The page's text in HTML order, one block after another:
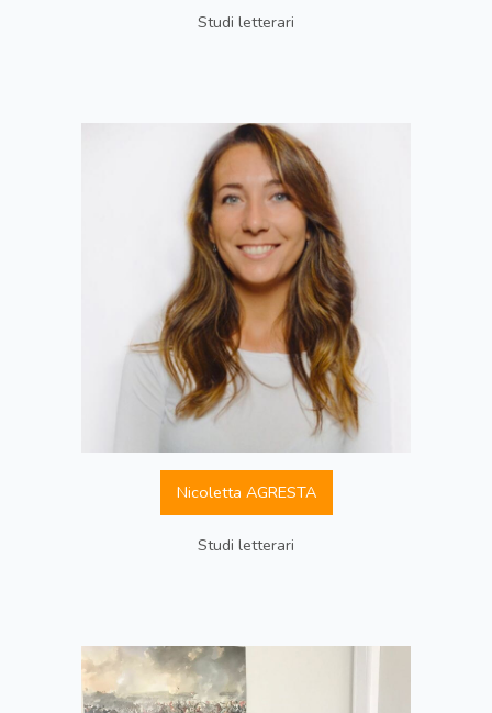
Studi letterari
Nicoletta AGRESTA
Studi letterari